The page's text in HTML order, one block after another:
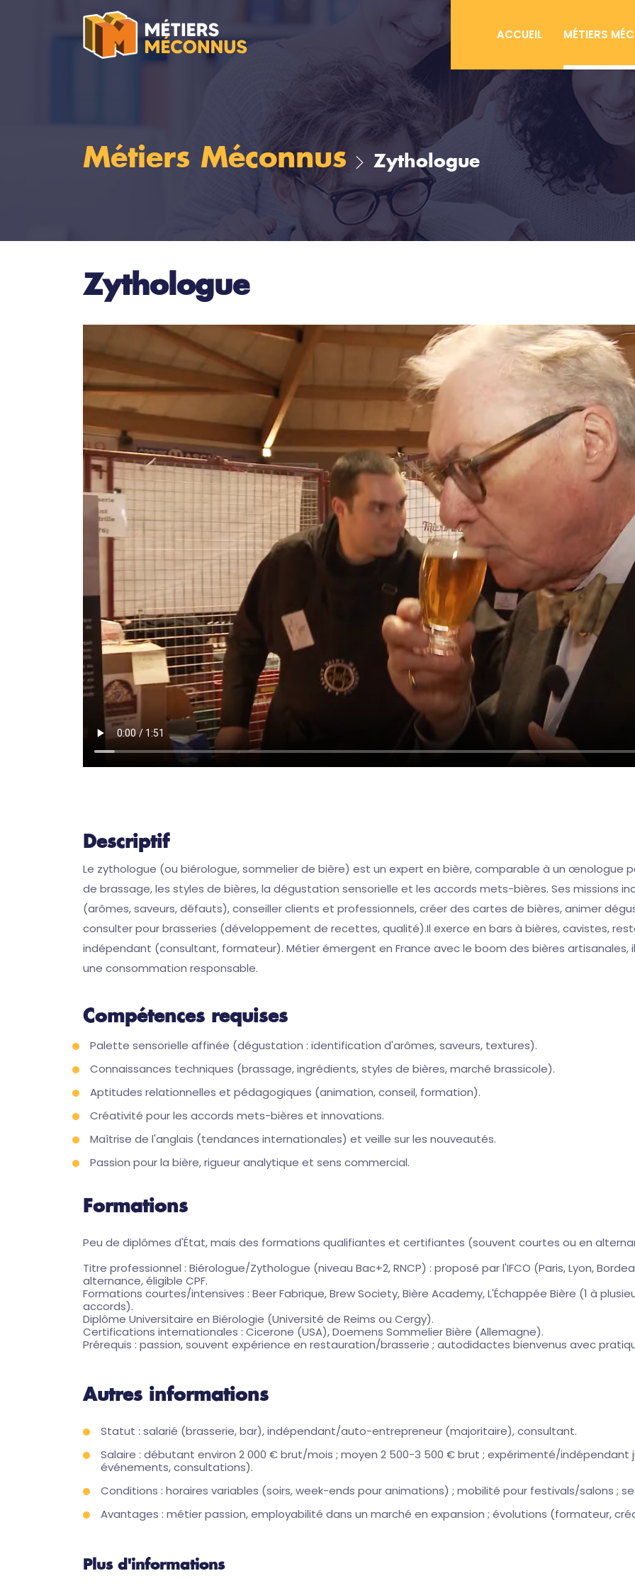
ACCUEIL MÉTIERS
Métiers Méconnus Zythologue
Zythologue
Descriptif
Le zythologue (ou biérologue, sommelier de bière) est un expert en bière, comparable à un œnologue
de brassage, les styles de bières, la dégustation sensorielle et les accords mets-bières. Ses missions
(arômes, saveurs, défauts), conseiller clients et professionnels, créer des cartes de bières, animer
consulter pour brasseries (développement de recettes, qualité).Il exerce en bars à bières, cavistes,
indépendant (consultant, formateur). Métier émergent en France avec le boom des bières artisanales,
une consommation responsable.
Compétences requises
Palette sensorielle affinée (dégustation : identification d'arômes, saveurs, textures).
Connaissances techniques (brassage, ingrédients, styles de bières, marché brassicole).
Aptitudes relationnelles et pédagogiques (animation, conseil, formation).
Créativité pour les accords mets-bières et innovations.
Maîtrise de l'anglais (tendances internationales) et veille sur les nouveautés.
Passion pour la bière, rigueur analytique et sens commercial.
Formations
Peu de diplômes d'État, mais des formations qualifiantes et certifiantes (souvent courtes ou en
Titre professionnel : Biérologue/Zythologue (niveau Bac+2, RNCP) : proposé par l'IFCO (Paris, Lyon,
alternance, éligible CPF.
Formations courtes/intensives : Beer Fabrique, Brew Society, Bière Academy, L'Échappée Bière (1 à
accords).
Diplôme Universitaire en Biérologie (Université de Reims ou Cergy).
Certifications internationales : Cicerone (USA), Doemens Sommelier Bière (Allemagne).
Prérequis : passion, souvent expérience en restauration/brasserie ; autodidactes bienvenus avec
Autres informations
Statut : salarié (brasserie, bar), indépendant/auto-entrepreneur (majoritaire), consultant.
Salaire : débutant environ 2 000 € brut/mois ; moyen 2 500-3 500 € brut ; expérimenté/indépendant
événements, consultations).
Conditions : horaires variables (soirs, week-ends pour animations) ; mobilité pour festivals/salons ;
Avantages : métier passion, employabilité dans un marché en expansion ; évolutions (formateur,
Plus d'informations